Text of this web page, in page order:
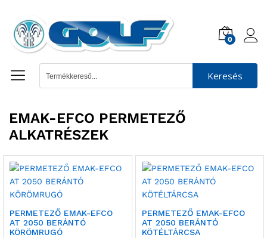
0
Keresés
EMAK-EFCO PERMETEZŐ
ALKATRÉSZEK
PERMETEZŐ EMAK-EFCO
AT 2050 BERÁNTÓ
KÖRÖMRUGÓ
PERMETEZŐ EMAK-EFCO
AT 2050 BERÁNTÓ
KÖTÉLTÁRCSA